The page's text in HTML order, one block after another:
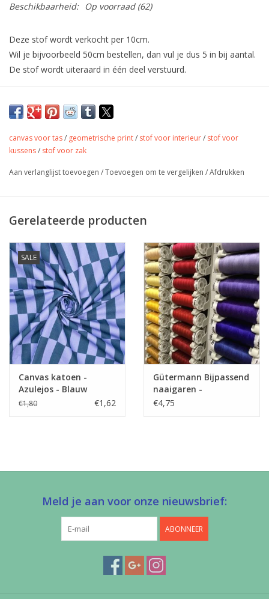
Beschikbaarheid: Op voorraad(62)
Deze stof wordt verkocht per 10cm.
Wil je bijvoorbeeld 50cm bestellen, dan vul je dus 5 in bij aantal.
De stof wordt uiteraard in één deel verstuurd.
Mooie stevige katoen van 100% katoen.
Geschikt voor tassen en kleding.
Stevige katoen voor accessoires en kleding
Stofbreedte
140 cm
Toepassing
kussens, tassen,
Label
Oeko-tex
Stretch
nee
canvas voor tas/ geometrische print/ stof voor interieur/ stof voor
kussens/ stof voor zak
Aan verlanglijst toevoegen /Toevoegen om te vergelijken /Afdrukken
Gerelateerde producten
SALE
Canvas katoen -
Azulejos - Blauw
€1,80 €1,62
Gütermann Bijpassend
naaigaren -
Allesnaaigaren 200m
€4,75
Meld je aan voor onze nieuwsbrief:
ABONNEER